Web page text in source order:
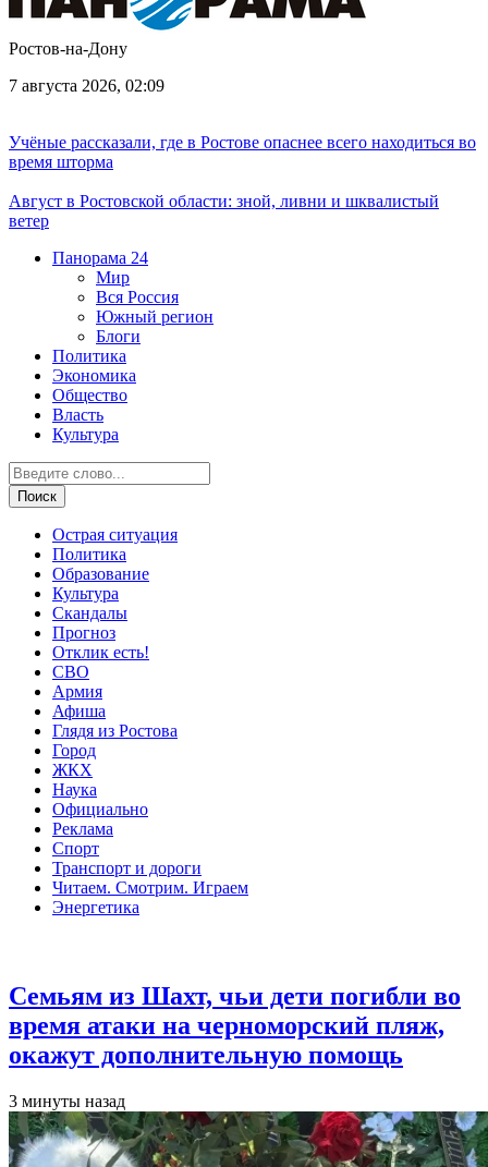
Ростов-на-Дону
7 августа 2026, 02:09
Учёные рассказали, где в Ростове опаснее всего находиться во
время шторма
Август в Ростовской области: зной, ливни и шквалистый
ветер
Панорама 24
Мир
Вся Россия
Южный регион
Блоги
Политика
Экономика
Общество
Власть
Культура
Острая ситуация
Политика
Образование
Культура
Скандалы
Прогноз
Отклик есть!
СВО
Армия
Афиша
Глядя из Ростова
Город
ЖКХ
Наука
Официально
Реклама
Спорт
Транспорт и дороги
Читаем. Смотрим. Играем
Энергетика
Семьям из Шахт, чьи дети погибли во
время атаки на черноморский пляж,
окажут дополнительную помощь
3 минуты назад